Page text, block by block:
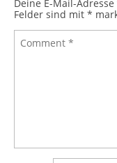
Deine E-Mail-
Felder sind mit *